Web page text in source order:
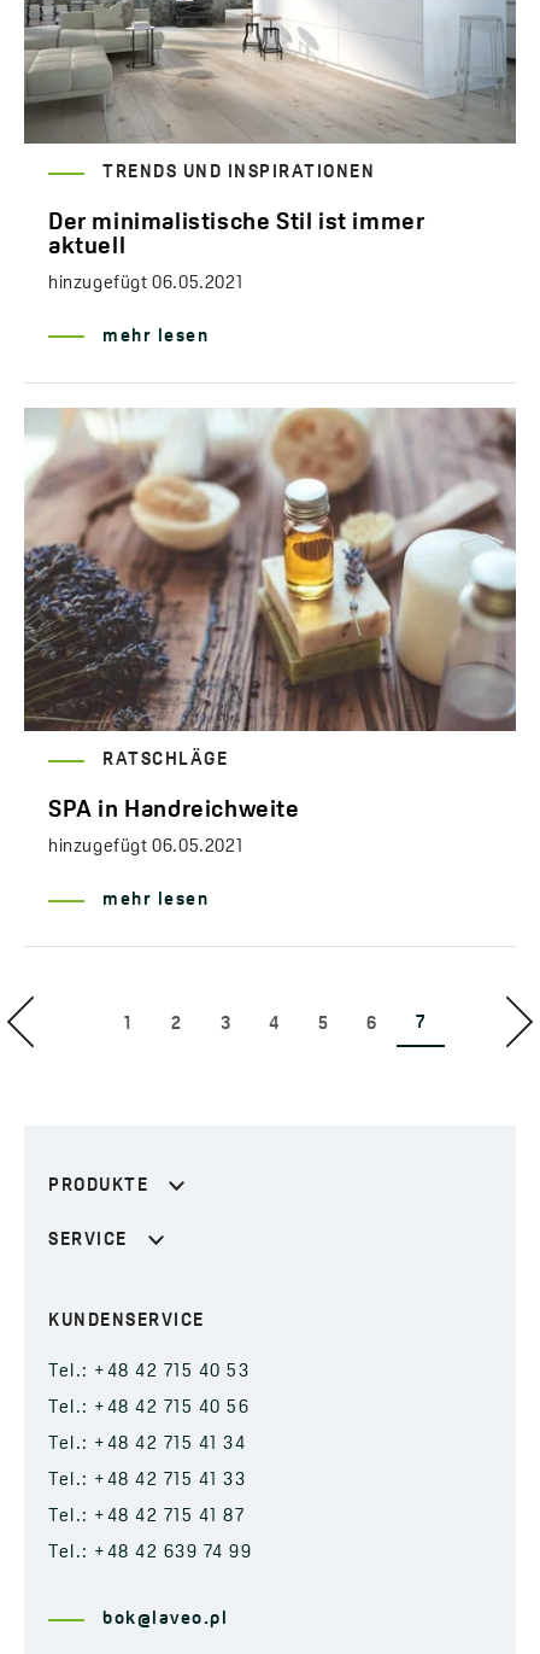
TRENDS UND INSPIRATIONEN
Der minimalistische Stil ist immer
aktuell
hinzugefügt06.05.2021
mehr lesen
RATSCHLÄGE
SPA in Handreichweite
hinzugefügt06.05.2021
mehr lesen
1 2 3 4 5 6 7
PRODUKTE
SERVICE
KUNDENSERVICE
Tel.: +48 42 715 40 53
Tel.: +48 42 715 40 56
Tel.: +48 42 715 41 34
Tel.: +48 42 715 41 33
Tel.: +48 42 715 41 87
Tel.: +48 42 639 74 99
bok@laveo.pl